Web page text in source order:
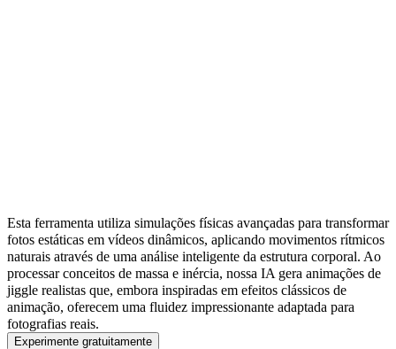
Esta ferramenta utiliza simulações físicas avançadas para transformar
fotos estáticas em vídeos dinâmicos, aplicando movimentos rítmicos
naturais através de uma análise inteligente da estrutura corporal. Ao
processar conceitos de massa e inércia, nossa IA gera animações de
jiggle realistas que, embora inspiradas em efeitos clássicos de
animação, oferecem uma fluidez impressionante adaptada para
fotografias reais.
Experimente gratuitamente